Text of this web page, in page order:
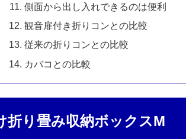
側面から出し入れできるのは便利
観音扉付き折りコンとの比較
従来の折りコンとの比較
カバコとの比較
折り畳み収納ボックスM